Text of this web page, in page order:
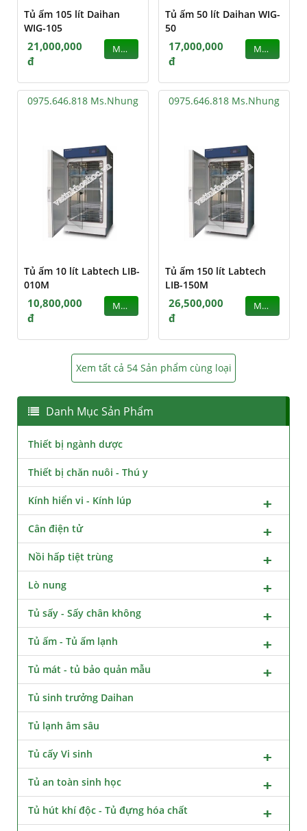
Tủ ấm 105 lít Daihan
WIG-105
21,000,000
đ
MUA
Tủ ấm 50 lít Daihan WIG-
50
17,000,000
đ
MUA
0975.646.818 Ms.Nhung
Tủ ấm 10 lít Labtech LIB-
010M
10,800,000
đ
MUA
0975.646.818 Ms.Nhung
Tủ ấm 150 lít Labtech
LIB-150M
26,500,000
đ
MUA
Xem tất cả 54 Sản phẩm cùng loại
Danh Mục Sản Phẩm
Thiết bị ngành dược
Thiết bị chăn nuôi - Thú y
Kính hiển vi - Kính lúp
Cân điện tử
Nồi hấp tiệt trùng
Lò nung
Tủ sấy - Sấy chân không
Tủ ấm - Tủ ấm lạnh
Tủ mát - tủ bảo quản mẫu
Tủ sinh trưởng Daihan
Tủ lạnh âm sâu
Tủ cấy Vi sinh
Tủ an toàn sinh học
Tủ hút khí độc - Tủ đựng hóa chất